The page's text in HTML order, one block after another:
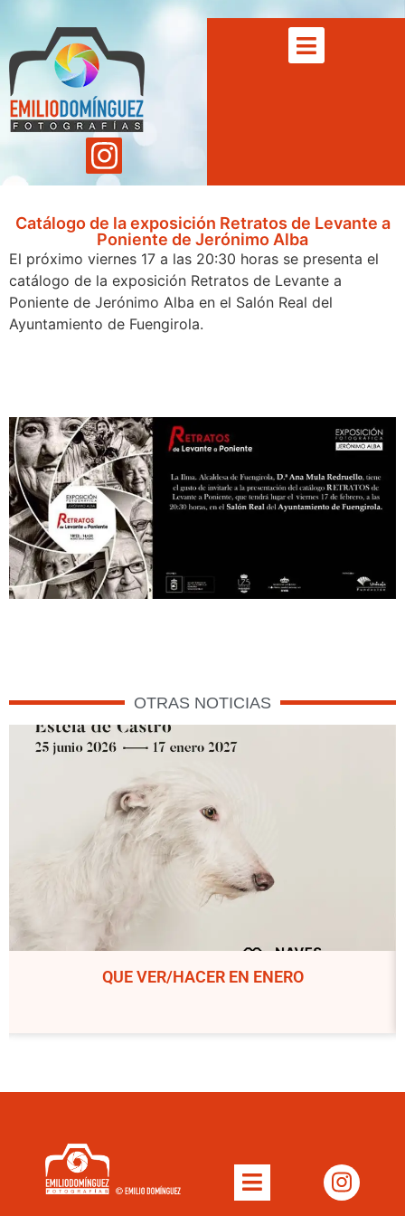
Catálogo de la exposición Retratos de Levante a
Poniente de Jerónimo Alba
El próximo viernes 17 a las 20:30 horas se presenta el
catálogo de la exposición Retratos de Levante a
Poniente de Jerónimo Alba en el Salón Real del
Ayuntamiento de Fuengirola.
OTRAS NOTICIAS
QUE VER/HACER EN ENERO